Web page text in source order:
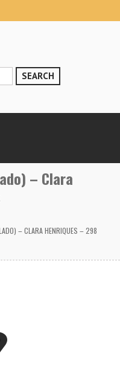
SEARCH
– Clara
– CLARA HENRIQUES – 298